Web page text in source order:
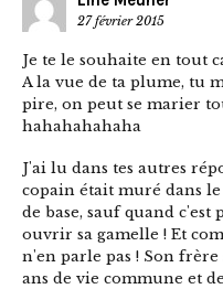
27 février 2015
Je te le souhaite en tout
A la vue de ta plume, tu
pire, on peut se marier
hahahahahaha
J'ai lu dans tes autres
copain était muré dans
de base, sauf quand
ouvrir sa gamelle ! Et
n'en parle pas ! Son frère
ans de vie commune et